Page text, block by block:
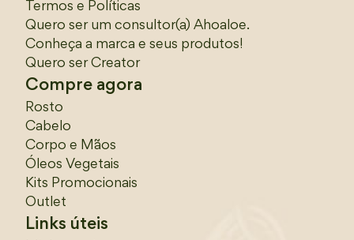
Termos e Políticas
Quero ser um consultor(a) Ahoaloe.
Conheça a marca e seus produtos!
Quero ser Creator
Compre agora
Rosto
Cabelo
Corpo e Mãos
Óleos Vegetais
Kits Promocionais
Outlet
Links úteis